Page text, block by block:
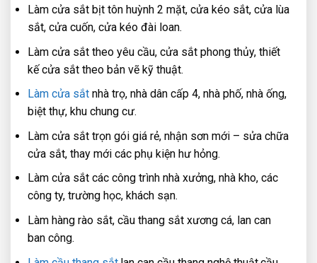
Làm cửa sắt bịt tôn huỳnh 2 mặt, cửa kéo sắt, cửa lùa
sắt, cửa cuốn, cửa kéo đài loan.
Làm cửa sắt theo yêu cầu, cửa sắt phong thủy, thiết
kế cửa sắt theo bản vẽ kỹ thuật.
Làm cửa sắt nhà trọ, nhà dân cấp 4, nhà phố, nhà ống,
biệt thự, khu chung cư.
Làm cửa sắt trọn gói giá rẻ, nhận sơn mới – sửa chữa
cửa sắt, thay mới các phụ kiện hư hỏng.
Làm cửa sắt các công trình nhà xưởng, nhà kho, các
công ty, trường học, khách sạn.
Làm hàng rào sắt, cầu thang sắt xương cá, lan can
ban công.